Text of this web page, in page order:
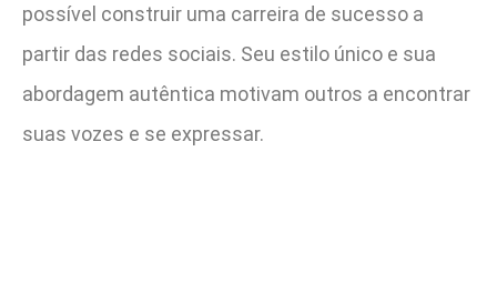
possível construir uma carreira de sucesso a
partir das redes sociais. Seu estilo único e sua
abordagem autêntica motivam outros a encontrar
suas vozes e se expressar.